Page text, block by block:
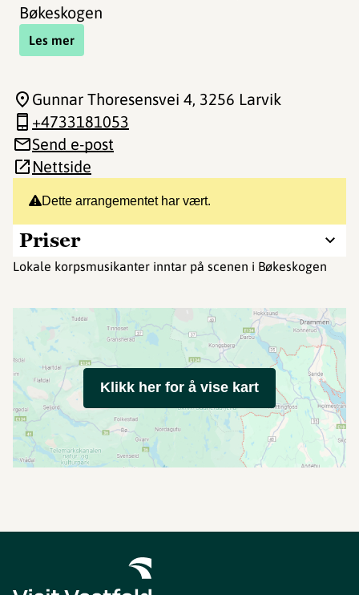
Bøkeskogen
Les mer
Dette arrangementet har vært.
Priser
Lokale korpsmusikanter inntar på scenen i Bøkeskogen
Gunnar Thoresensvei 4, 3256 Larvik
+4733181053
Send e-post
Nettside
Klikk her for å vise kart